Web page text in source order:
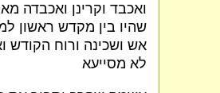
ואכבד וקרינן ואכבדה
שהיו בין מקדש ראשון
אש ושכינה ורוח הקודש
לא מסייעא